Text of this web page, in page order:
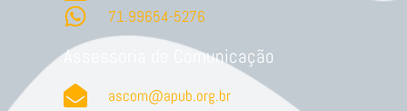
71.99654-5276
Assessoria de Comunicação
ascom@apub.org.br